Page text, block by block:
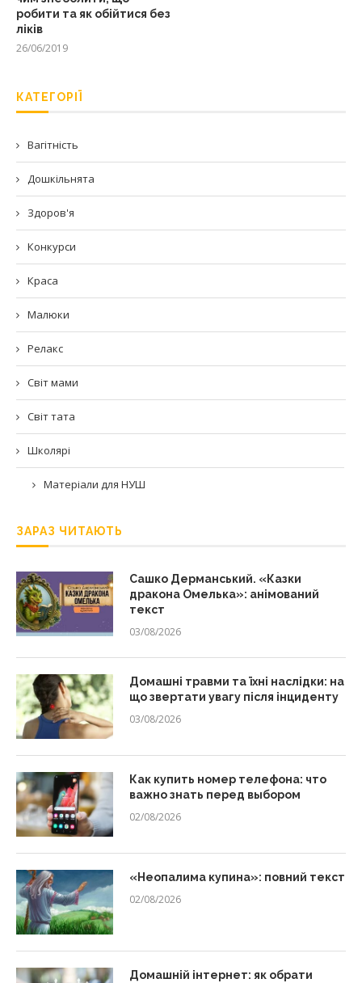
робити та як обійтися без
ліків
26/06/2019
КАТЕГОРІЇ
Вагітність
Дошкільнята
Здоров'я
Конкурси
Краса
Малюки
Релакс
Світ мами
Світ тата
Школярі
Матеріали для НУШ
ЗАРАЗ ЧИТАЮТЬ
Сашко Дерманський. «Казки
дракона Омелька»: анімований
текст
03/08/2026
Домашні травми та їхні наслідки: на
що звертати увагу після інциденту
03/08/2026
Как купить номер телефона: что
важно знать перед выбором
02/08/2026
«Неопалима купина»: повний текст
02/08/2026
Домашній інтернет: як обрати